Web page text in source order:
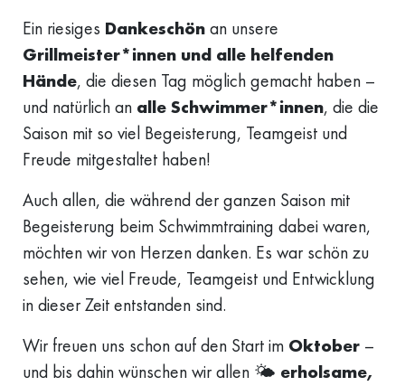
Ein riesiges Dankeschön an unsere
Grillmeister*innen und alle helfenden
Hände, die diesen Tag möglich gemacht haben –
und natürlich an alle Schwimmer*innen, die die
Saison mit so viel Begeisterung, Teamgeist und
Freude mitgestaltet haben!
Auch allen, die während der ganzen Saison mit
Begeisterung beim Schwimmtraining dabei waren,
möchten wir von Herzen danken. Es war schön zu
sehen, wie viel Freude, Teamgeist und Entwicklung
in dieser Zeit entstanden sind.
Wir freuen uns schon auf den Start im Oktober –
und bis dahin wünschen wir allen 🌤️ erholsame,